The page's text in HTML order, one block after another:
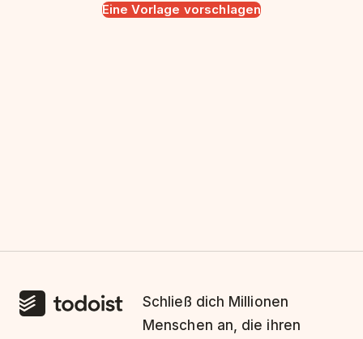
Eine Vorlage vorschlagen
Schließ dich Millionen
Menschen an, die ihren